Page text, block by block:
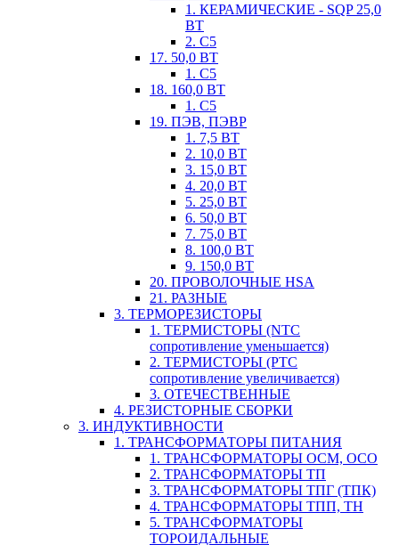
1. КЕРАМИЧЕСКИЕ - SQP 25,0
ВТ
2. С5
17. 50,0 ВТ
1. С5
18. 160,0 ВТ
1. С5
19. ПЭВ, ПЭВР
1. 7,5 ВТ
2. 10,0 ВТ
3. 15,0 ВТ
4. 20,0 ВТ
5. 25,0 ВТ
6. 50,0 ВТ
7. 75,0 ВТ
8. 100,0 ВТ
9. 150,0 ВТ
20. ПРОВОЛОЧНЫЕ HSA
21. РАЗНЫЕ
3. ТЕРМОРЕЗИСТОРЫ
1. ТЕРМИСТОРЫ (NTC
сопротивление уменьшается)
2. ТЕРМИСТОРЫ (PTC
сопротивление увеличивается)
3. ОТЕЧЕСТВЕННЫЕ
4. РЕЗИСТОРНЫЕ СБОРКИ
3. ИНДУКТИВНОСТИ
1. ТРАНСФОРМАТОРЫ ПИТАНИЯ
1. ТРАНСФОРМАТОРЫ ОСМ, ОСО
2. ТРАНСФОРМАТОРЫ ТП
3. ТРАНСФОРМАТОРЫ ТПГ (ТПК)
4. ТРАНСФОРМАТОРЫ ТПП, ТН
5. ТРАНСФОРМАТОРЫ
ТОРОИДАЛЬНЫЕ